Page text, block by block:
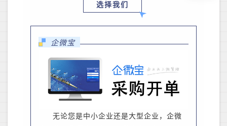
选择我们
企微宝
无论您是中小企业还是大型企业，企微